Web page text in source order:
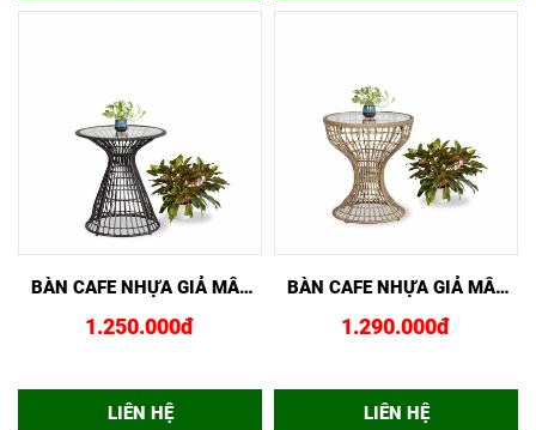
XEM NHANH MUA NGAY
BÀN CAFE NHỰA GIẢ MÂY
CAO GCF02431
1.250.000đ
LIÊN HỆ
XEM NHANH MUA NGAY
BÀN CAFE NHỰA GIẢ MÂY
CUP CAO GCF02430
1.290.000đ
LIÊN HỆ